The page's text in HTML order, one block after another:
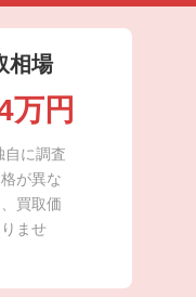
相場
万円
に調査
が異な
買取価
ませ